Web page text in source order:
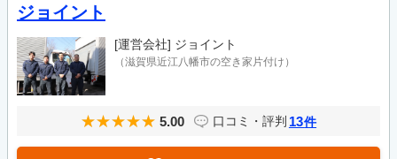
ジョイント
[運営会社] ジョイント
（滋賀県近江八幡市の空き家片付け）
5.00 口コミ・評判 13件